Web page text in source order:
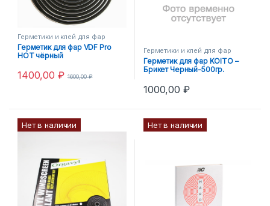
Герметики и клей для фар
Герметик для фар VDF Pro
HOT чёрный
1400,00 ₽ 1600,00₽
Герметики и клей для фар
Герметик для фар KOITO –
Брикет Черный-500гр.
1000,00 ₽
Нет в наличии Нет в наличии